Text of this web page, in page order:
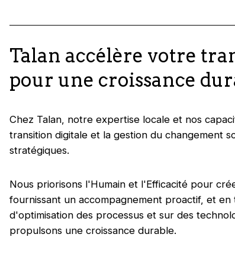
Talan accélère votre
pour une croissance
Chez Talan, notre expertise locale et nos
transition digitale et la gestion du changement
stratégiques.
Nous priorisons l'Humain et l'Efficacité pour
fournissant un accompagnement proactif, et
d'optimisation des processus et sur des
propulsons une croissance durable.